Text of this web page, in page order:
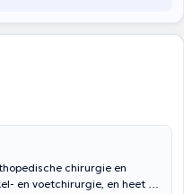
chirurgie en
en voetchirurgie, en heet u